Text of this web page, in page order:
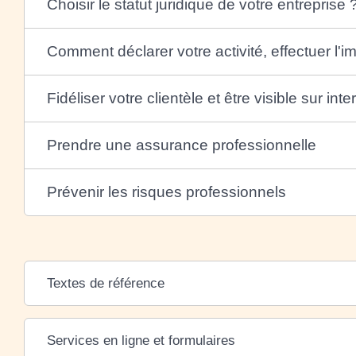
Choisir le statut juridique de votre entreprise
Comment déclarer votre activité, effectuer
Fidéliser votre clientèle et être visible sur
Prendre une assurance professionnelle
Prévenir les risques professionnels
Textes de référence
Services en ligne et formulaires